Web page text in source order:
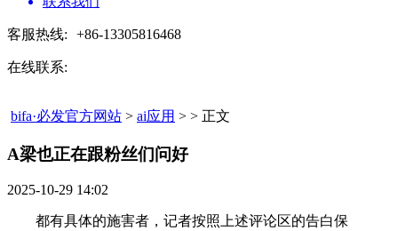
客服热线: +86-13305816468
在线联系:
bifa·必发官方网站 > ai应用 > > 正文
A梁也正在跟粉丝们问好​
2025-10-29 14:02
都有具体的施害者，记者按照上述评论区的告白保